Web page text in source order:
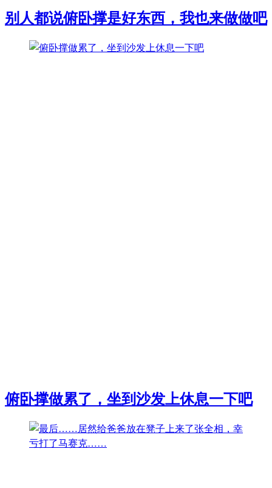
别人都说俯卧撑是好东西，我也来做做吧
俯卧撑做累了，坐到沙发上休息一下吧